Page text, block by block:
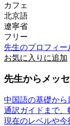
カフェ
北京語
遼寧省
フリー
先生のプロフィー
お気に入りに追加
先生からメッ
中国語の基礎か
通訳ガイドまで、
現在のレベルや